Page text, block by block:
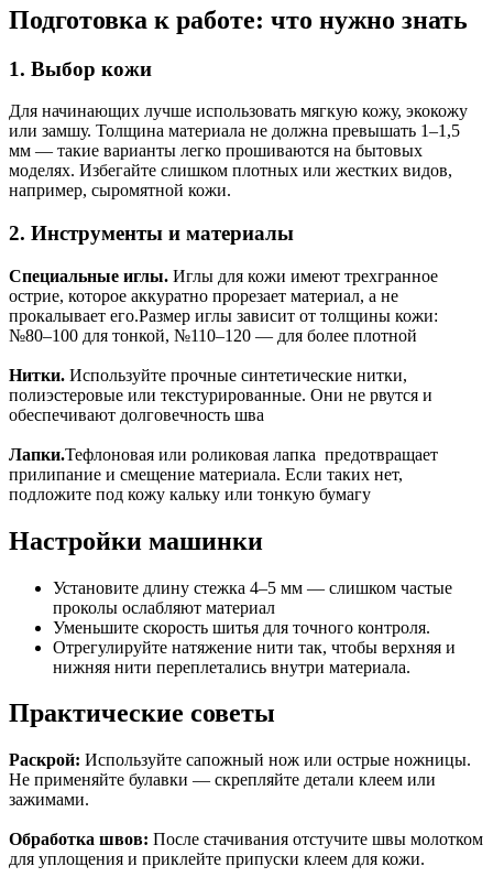
Подготовка к работе: что нужно знать
1. Выбор кожи
Для начинающих лучше использовать мягкую кожу, экокожу
или замшу. Толщина материала не должна превышать 1–1,5
мм — такие варианты легко прошиваются на бытовых
моделях. Избегайте слишком плотных или жестких видов,
например, сыромятной кожи.
2. Инструменты и материалы
Специальные иглы. Иглы для кожи имеют трехгранное
острие, которое аккуратно прорезает материал, а не
прокалывает его.Размер иглы зависит от толщины кожи:
№80–100 для тонкой, №110–120 — для более плотной
Нитки. Используйте прочные синтетические нитки,
полиэстеровые или текстурированные. Они не рвутся и
обеспечивают долговечность шва
Лапки.Тефлоновая или роликовая лапка предотвращает
прилипание и смещение материала. Если таких нет,
подложите под кожу кальку или тонкую бумагу
Настройки машинки
Установите длину стежка 4–5 мм — слишком частые
проколы ослабляют материал
Уменьшите скорость шитья для точного контроля.
Отрегулируйте натяжение нити так, чтобы верхняя и
нижняя нити переплетались внутри материала.
Практические советы
Раскрой: Используйте сапожный нож или острые ножницы.
Не применяйте булавки — скрепляйте детали клеем или
зажимами.
Обработка швов: После стачивания отстучите швы молотком
для уплощения и приклейте припуски клеем для кожи.